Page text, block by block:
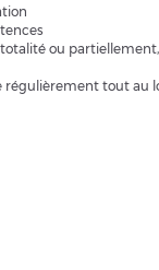
ou partiellement,
régulièrement tout au